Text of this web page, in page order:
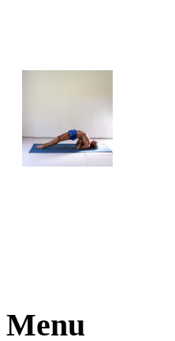
Menu